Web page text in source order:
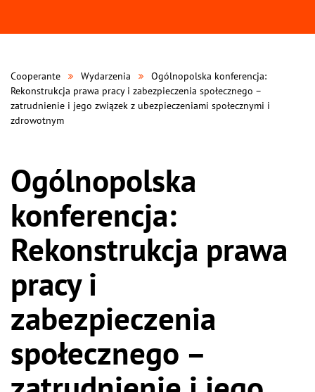
Cooperante Wydarzenia
Ogólnopolska konferencja:
Rekonstrukcja prawa pracy i zabezpieczenia społecznego –
zatrudnienie i jego związek z ubezpieczeniami społecznymi i
zdrowotnym
Ogólnopolska
konferencja:
Rekonstrukcja prawa
pracy i
zabezpieczenia
społecznego –